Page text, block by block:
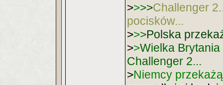
>>>>Challenger
pocisków...
>>>Polska
>>Wielka
Challenger 2...
>Niemcy